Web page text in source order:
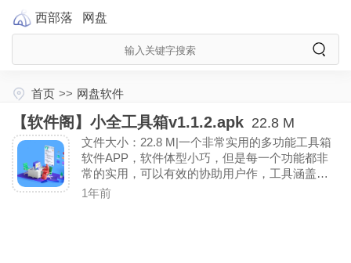
西部落 网盘
首页 >> 网盘软件
【软件阁】小全工具箱v1.1.2.apk 22.8 M
文件大小：22.8 M|一个非常实用的多功能工具箱
软件APP，软件体型小巧，但是每一个功能都非
常的实用，可以有效的协助用户作，工具涵盖内
容广泛，包含了刻度尺指南针、测距仪、画板、
1年前